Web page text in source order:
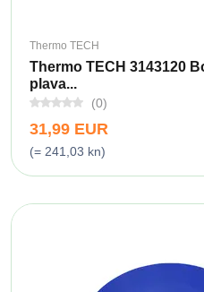
Thermo TECH
Thermo TECH 3143120
plava...
(0)
31,99 EUR
(= 241,03 kn)